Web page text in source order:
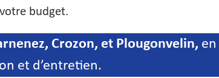
budget.
Crozon, et Plougonvelin, en
et d’entretien.